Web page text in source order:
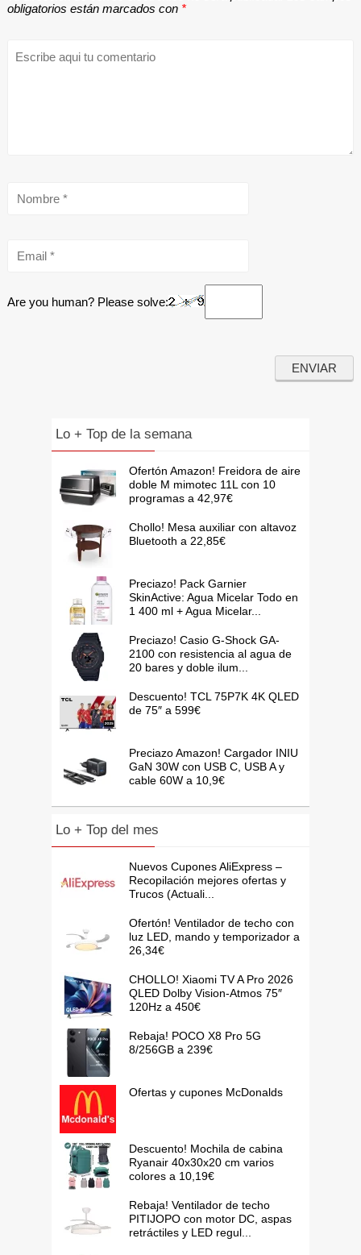
obligatorios están marcados con *
Are you human? Please solve:
Lo + Top de la semana
Ofertón Amazon! Freidora de aire
doble M mimotec 11L con 10
programas a 42,97€
Chollo! Mesa auxiliar con altavoz
Bluetooth a 22,85€
Preciazo! Pack Garnier
SkinActive: Agua Micelar Todo en
1 400 ml + Agua Micelar...
Preciazo! Casio G-Shock GA-
2100 con resistencia al agua de
20 bares y doble ilum...
Descuento! TCL 75P7K 4K QLED
de 75″ a 599€
Preciazo Amazon! Cargador INIU
GaN 30W con USB C, USB A y
cable 60W a 10,9€
Lo + Top del mes
Nuevos Cupones AliExpress –
Recopilación mejores ofertas y
Trucos (Actuali...
Ofertón! Ventilador de techo con
luz LED, mando y temporizador a
26,34€
CHOLLO! Xiaomi TV A Pro 2026
QLED Dolby Vision-Atmos 75″
120Hz a 450€
Rebaja! POCO X8 Pro 5G
8/256GB a 239€
Ofertas y cupones McDonalds
Descuento! Mochila de cabina
Ryanair 40x30x20 cm varios
colores a 10,19€
Rebaja! Ventilador de techo
PITIJOPO con motor DC, aspas
retráctiles y LED regul...